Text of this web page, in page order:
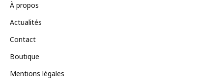
À propos
Actualités
Contact
Boutique
Mentions légales